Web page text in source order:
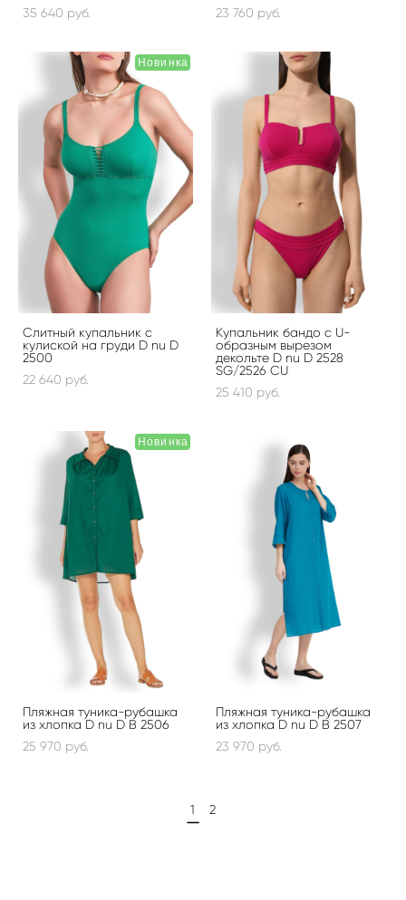
35 640 pуб.
23 760 pуб.
Новинка
Слитный купальник с
кулиской на груди D nu D
2500
22 640 pуб.
Купальник бандо с U-
образным вырезом
декольте D nu D 2528
SG/2526 CU
25 410 pуб.
Новинка
Пляжная туника-рубашка
из хлопка D nu D B 2506
25 970 pуб.
Пляжная туника-рубашка
из хлопка D nu D B 2507
23 970 pуб.
1 2